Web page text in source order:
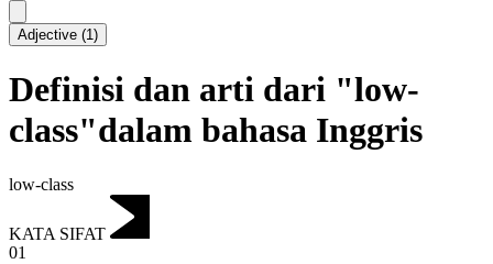
Adjective (1)
Definisi dan arti dari "low-
class"dalam bahasa Inggris
low-class
KATA SIFAT
01